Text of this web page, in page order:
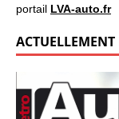
portail LVA-auto.fr